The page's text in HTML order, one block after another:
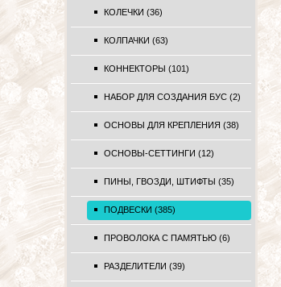
КОЛЕЧКИ (36)
КОЛПАЧКИ (63)
КОННЕКТОРЫ (101)
НАБОР ДЛЯ СОЗДАНИЯ БУС (2)
ОСНОВЫ ДЛЯ КРЕПЛЕНИЯ (38)
ОСНОВЫ-СЕТТИНГИ (12)
ПИНЫ, ГВОЗДИ, ШТИФТЫ (35)
ПОДВЕСКИ (385)
ПРОВОЛОКА С ПАМЯТЬЮ (6)
РАЗДЕЛИТЕЛИ (39)